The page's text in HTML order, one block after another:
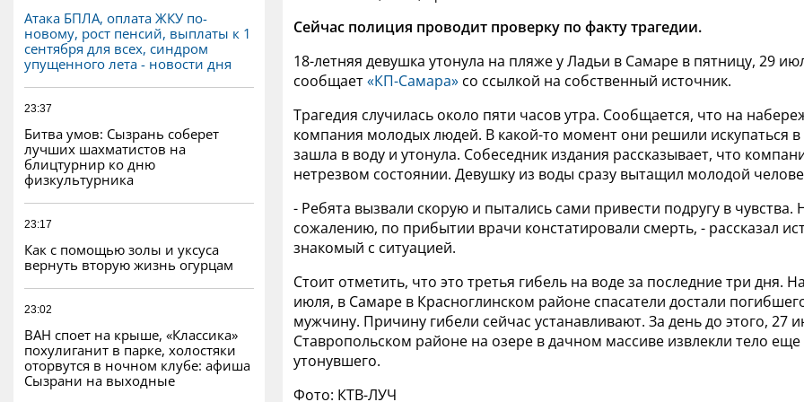
Атака БПЛА, оплата ЖКУ по-
новому, рост пенсий, выплаты к 1
сентября для всех, синдром
упущенного лета - новости дня
23:37
Битва умов: Сызрань соберет
лучших шахматистов на
блицтурнир ко дню
физкультурника
23:17
Как с помощью золы и уксуса
вернуть вторую жизнь огурцам
23:02
ВАН споет на крыше, «Классика»
похулиганит в парке, холостяки
оторвутся в ночном клубе: афиша
Сызрани на выходные
Сейчас полиция проводит проверку по факту трагедии.
18-летняя девушка утонула на пляже у Ладьи в Самаре в пятницу, 29
сообщает«КП-Самара» со ссылкой на собственный источник.
Трагедия случилась около пяти часов утра. Сообщается, что на
компания молодых людей. В какой-то момент они решили искупаться
зашла в воду и утонула. Собеседник издания рассказывает, что
нетрезвом состоянии. Девушку из воды сразу вытащил молодой
- Ребята вызвали скорую и пытались сами привести подругу в чувства.
сожалению, по прибытии врачи констатировали смерть, - рассказал
знакомый с ситуацией.
Стоит отметить, что это третья гибель на воде за последние три дня.
июля, в Самаре в Красноглинском районе спасатели достали
мужчину. Причину гибели сейчас устанавливают. За день до этого, 27
Ставропольском районе на озере в дачном массиве извлекли тело
утонувшего.
Фото: КТВ-ЛУЧ